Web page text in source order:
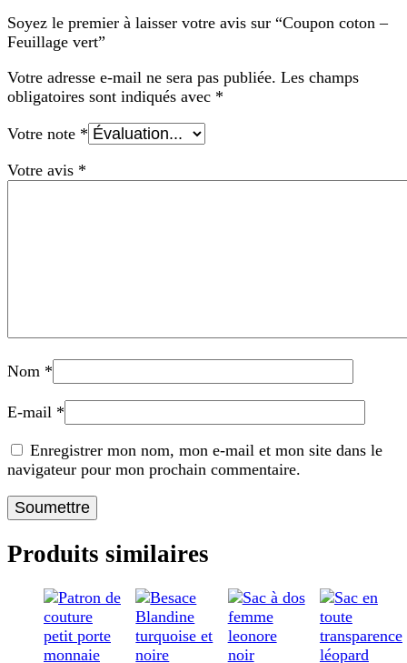
Soyez le premier à laisser votre avis sur “Coupon coton –
Feuillage vert”
Votre adresse e-mail ne sera pas publiée. Les champs
obligatoires sont indiqués avec *
Votre note *
Votre avis *
Nom *
E-mail *
Enregistrer mon nom, mon e-mail et mon site dans le
navigateur pour mon prochain commentaire.
Produits similaires